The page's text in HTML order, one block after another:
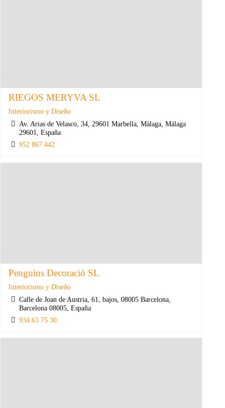
RIEGOS MERYVA SL
Interiorismo y Diseño
Av. Arias de Velasco, 34, 29601 Marbella, Málaga, Málaga
29601, España
952 867 442
Penguins Decoració SL
Interiorismo y Diseño
Calle de Joan de Austria, 61, bajos, 08005 Barcelona,
Barcelona 08005, España
934 63 75 30